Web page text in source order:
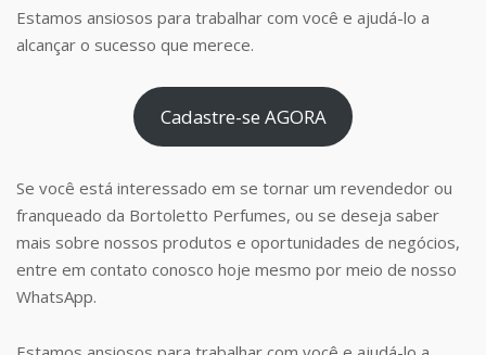
Estamos ansiosos para trabalhar com você e ajudá-lo a
alcançar o sucesso que merece.
Cadastre-se AGORA
Se você está interessado em se tornar um revendedor ou
franqueado da Bortoletto Perfumes, ou se deseja saber
mais sobre nossos produtos e oportunidades de negócios,
entre em contato conosco hoje mesmo por meio de nosso
WhatsApp.